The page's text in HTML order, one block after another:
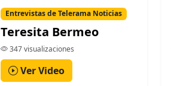
Entrevistas de Telerama Noticias
Teresita Bermeo
347 visualizaciones
Ver Video